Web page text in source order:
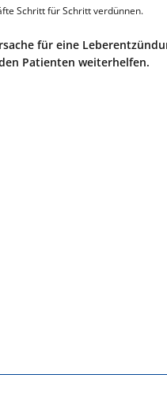
Schritt für Schritt verdünnen.
für eine
Patienten weiterhelfen.